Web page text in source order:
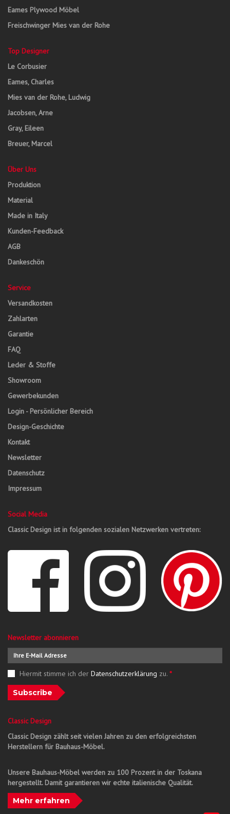
Eames Plywood Möbel
Freischwinger Mies van der Rohe
Top Designer
Le Corbusier
Eames, Charles
Mies van der Rohe, Ludwig
Jacobsen, Arne
Gray, Eileen
Breuer, Marcel
Über Uns
Produktion
Material
Made in Italy
Kunden-Feedback
AGB
Dankeschön
Service
Versandkosten
Zahlarten
Garantie
FAQ
Leder & Stoffe
Showroom
Gewerbekunden
Login - Persönlicher Bereich
Design-Geschichte
Kontakt
Newsletter
Datenschutz
Impressum
Social Media
Classic Design ist in folgenden sozialen Netzwerken vertreten:
Newsletter abonnieren
Hiermit stimme ich der Datenschutzerklärung zu. *
Subscribe
Classic Design
Classic Design zählt seit vielen Jahren zu den erfolgreichsten
Herstellern für Bauhaus-Möbel.
Unsere Bauhaus-Möbel werden zu 100 Prozent in der Toskana
hergestellt. Damit garantieren wir echte italienische Qualität.
Mehr erfahren